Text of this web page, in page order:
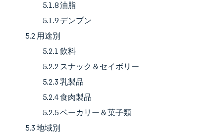
5.1.8 油脂
5.1.9 デンプン
5.2 用途別
5.2.1 飲料
5.2.2 スナック＆セイボリー
5.2.3 乳製品
5.2.4 食肉製品
5.2.5 ベーカリー＆菓子類
5.3 地域別